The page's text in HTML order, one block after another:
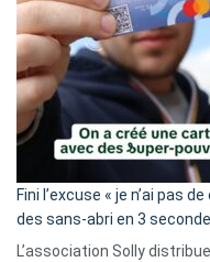
Fini l’excuse « je n’ai pas
des sans-abri en 3
L’association Solly